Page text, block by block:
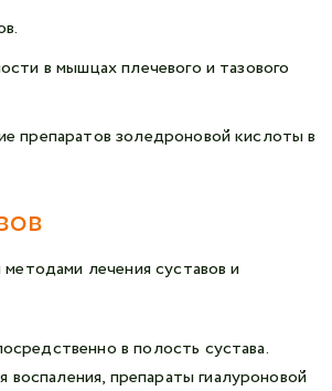
в мышцах плечевого и тазового
препаратов золедроновой кислоты в
лечения суставов и
в полость сустава.
препараты гиалуроновой